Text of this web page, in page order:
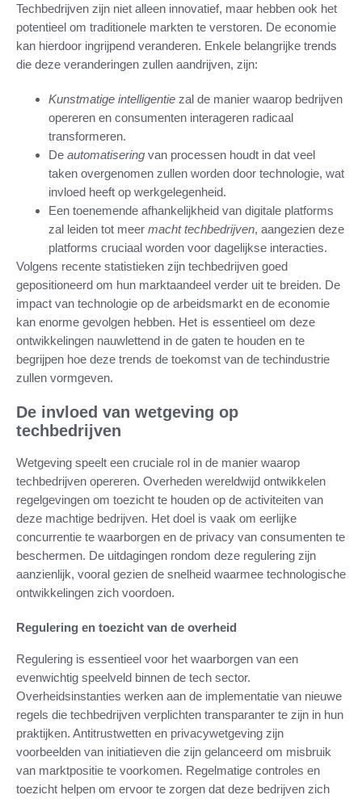
Techbedrijven zijn niet alleen innovatief, maar hebben ook het
potentieel om traditionele markten te verstoren. De economie
kan hierdoor ingrijpend veranderen. Enkele belangrijke trends
die deze veranderingen zullen aandrijven, zijn:
Kunstmatige intelligentie zal de manier waarop bedrijven
opereren en consumenten interageren radicaal
transformeren.
De automatisering van processen houdt in dat veel
taken overgenomen zullen worden door technologie, wat
invloed heeft op werkgelegenheid.
Een toenemende afhankelijkheid van digitale platforms
zal leiden tot meer macht techbedrijven, aangezien deze
platforms cruciaal worden voor dagelijkse interacties.
Volgens recente statistieken zijn techbedrijven goed
gepositioneerd om hun marktaandeel verder uit te breiden. De
impact van technologie op de arbeidsmarkt en de economie
kan enorme gevolgen hebben. Het is essentieel om deze
ontwikkelingen nauwlettend in de gaten te houden en te
begrijpen hoe deze trends de toekomst van de techindustrie
zullen vormgeven.
De invloed van wetgeving op
techbedrijven
Wetgeving speelt een cruciale rol in de manier waarop
techbedrijven opereren. Overheden wereldwijd ontwikkelen
regelgevingen om toezicht te houden op de activiteiten van
deze machtige bedrijven. Het doel is vaak om eerlijke
concurrentie te waarborgen en de privacy van consumenten te
beschermen. De uitdagingen rondom deze regulering zijn
aanzienlijk, vooral gezien de snelheid waarmee technologische
ontwikkelingen zich voordoen.
Regulering en toezicht van de overheid
Regulering is essentieel voor het waarborgen van een
evenwichtig speelveld binnen de tech sector.
Overheidsinstanties werken aan de implementatie van nieuwe
regels die techbedrijven verplichten transparanter te zijn in hun
praktijken. Antitrustwetten en privacywetgeving zijn
voorbeelden van initiatieven die zijn gelanceerd om misbruik
van marktpositie te voorkomen. Regelmatige controles en
toezicht helpen om ervoor te zorgen dat deze bedrijven zich